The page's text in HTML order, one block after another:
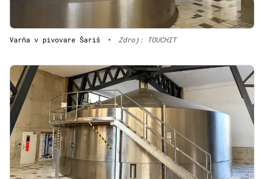
Varňa v pivovare Šariš • Zdroj: TOUCHIT